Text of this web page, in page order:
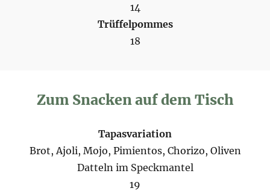
14
Trüffelpommes
18
Zum Snacken auf dem Tisch
Tapasvariation
Brot, Ajoli, Mojo, Pimientos, Chorizo, Oliven
Datteln im Speckmantel
19